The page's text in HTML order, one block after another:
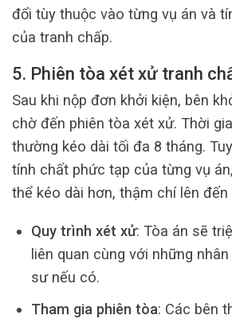
đổi tùy thuộc vào từng vụ án và
của tranh chấp.
5. Phiên tòa xét xử tranh
Sau khi nộp đơn khởi kiện, bên
chờ đến phiên tòa xét xử. Thời
thường kéo dài tối đa 8 tháng.
tính chất phức tạp của từng vụ
thể kéo dài hơn, thậm chí lên đến
Quy trình xét xử: Tòa án sẽ
liên quan cùng với những
sư nếu có.
Tham gia phiên tòa: Các bên